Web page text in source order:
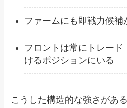
ファームにも即戦力候補
フロントは常にトレード
けるポジションにいる
こうした構造的な強さがあ